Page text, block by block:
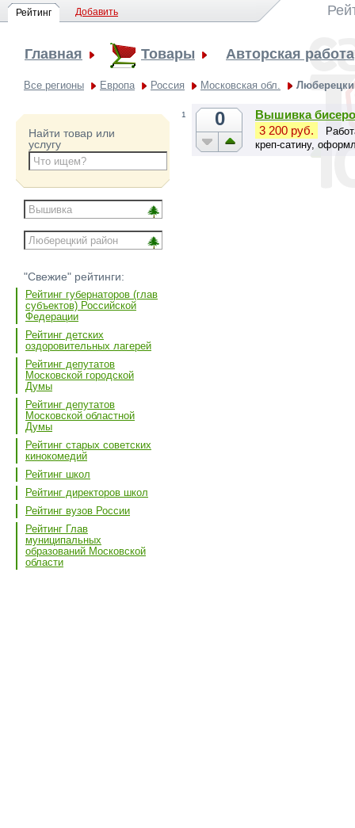
Рейтинг Добавить
Главная Товары Авторская работа
Все регионы Европа Россия Московская обл.
Найти товар или
услугу
"Свежие" рейтинги:
Рейтинг губернаторов (глав
субъектов) Российской
Федерации
Рейтинг детских
оздоровительных лагерей
Рейтинг депутатов
Московской городской
Думы
Рейтинг депутатов
Московской областной
Думы
Рейтинг старых советских
кинокомедий
Рейтинг школ
Рейтинг директоров школ
Рейтинг вузов России
Рейтинг Глав
муниципальных
образований Московской
области
1 0
Вышивка
3 200 руб.
креп-сатину,